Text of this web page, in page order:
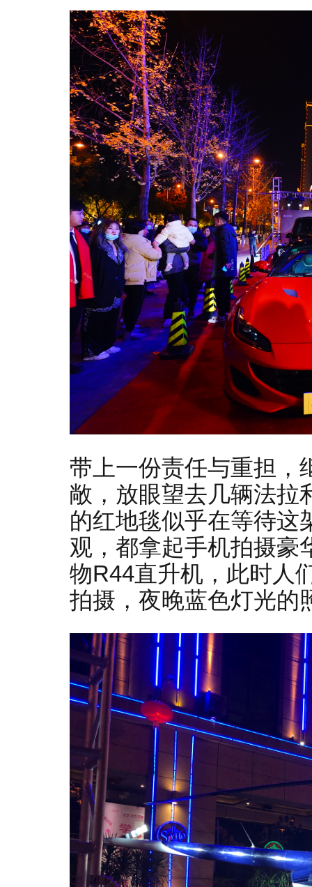
带上一份责任与重担，
敞，放眼望去几辆法拉
的红地毯似乎在等待这
观，都拿起手机拍摄豪
物R44直升机，此时人
拍摄，夜晚蓝色灯光的